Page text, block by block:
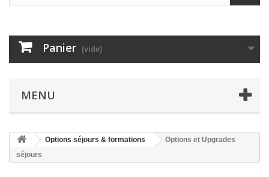
Panier (vide)
MENU
Options séjours & formations
Options et Upgrades
séjours